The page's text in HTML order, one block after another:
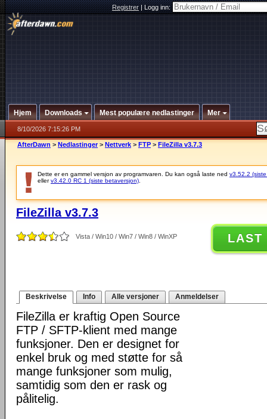
Registrer|Logg inn:
Hjem Downloads Mest populære nedlastinger Mer
8/10/2026 7:15:26 PM
AfterDawn > Nedlastinger > Nettverk > FTP > FileZilla v3.7.3
Dette er en gammel versjon av programvaren. Du kan også laste ned v3.52.2
ellerv3.42.0 RC 1 (siste betaversjon)
FileZilla v3.7.3
Vista / Win10 / Win7 / Win8 / WinXP LAST
Beskrivelse Info Alle versjoner Anmeldelser
FileZilla er kraftig Open Source
FTP / SFTP-klient med mange
funksjoner. Den er designet for
enkel bruk og med støtte for så
mange funksjoner som mulig,
samtidig som den er rask og
pålitelig.